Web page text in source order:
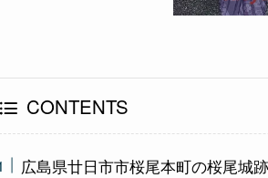
CONTENTS
広島県廿日市市桜尾本町の桜尾城